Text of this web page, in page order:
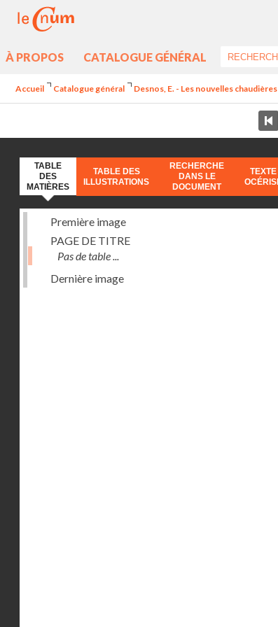
À PROPOS CATALOGUE GÉNÉRAL
Accueil Catalogue général Desnos, E. - Les nouvelles
TABLE
DES
MATIÈRES
TABLE DES
ILLUSTRATIONS
RECHERCHE
DANS LE
DOCUMENT
TEXTE
Première image
PAGE DE TITRE
Pas de table ...
Dernière image